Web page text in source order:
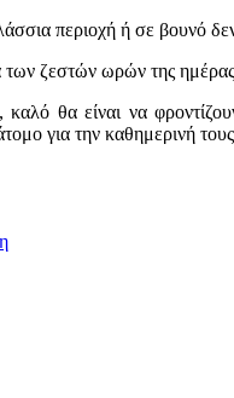
περιοχή ή σε βουνό
ζεστών ωρών της
καλό θα είναι να
για την καθημερινή